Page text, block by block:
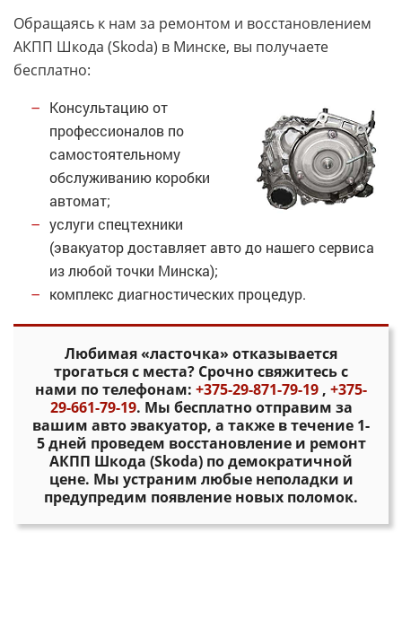
Обращаясь к нам за ремонтом и восстановлением
АКПП Шкода (Skoda) в Минске, вы получаете
бесплатно:
Консультацию от
профессионалов по
самостоятельному
обслуживанию коробки
автомат;
услуги спецтехники
(эвакуатор доставляет авто до нашего сервиса
из любой точки Минска);
комплекс диагностических процедур.
Любимая «ласточка» отказывается
трогаться с места? Срочно свяжитесь с
нами по телефонам: +375-29-871-79-19 , +375-
29-661-79-19. Мы бесплатно отправим за
вашим авто эвакуатор, а также в течение 1-
5 дней проведем восстановление и ремонт
АКПП Шкода (Skoda) по демократичной
цене. Мы устраним любые неполадки и
предупредим появление новых поломок.